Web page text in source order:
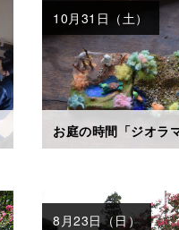
お庭の時間「ジオラ
10月31日（土）
8月23日（日）